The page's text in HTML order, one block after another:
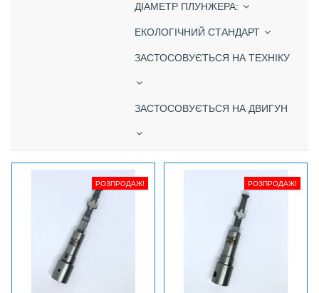
ДІАМЕТР ПЛУНЖЕРА:
ЕКОЛОГІЧНИЙ СТАНДАРТ
ЗАСТОСОВУЄТЬСЯ НА ТЕХНІКУ
ЗАСТОСОВУЄТЬСЯ НА ДВИГУН
РОЗПРОДАЖ! РОЗПРОДАЖ!